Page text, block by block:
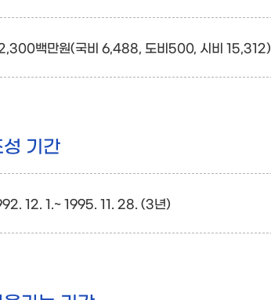
백만원(국비 6,488, 도비500, 시비 15,312)
성 기간
12. 1.~ 1995. 11. 28. (3년)